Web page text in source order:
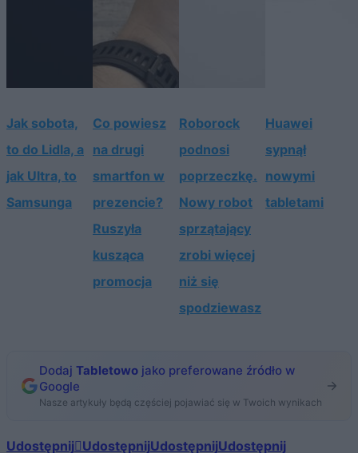
Jak sobota,
to do Lidla, a
jak Ultra, to
Samsunga
Co powiesz
na drugi
smartfon w
prezencie?
Ruszyła
kusząca
promocja
Roborock
podnosi
poprzeczkę.
Nowy robot
sprzątający
zrobi więcej
niż się
spodziewasz
Huawei
sypnął
nowymi
tabletami
Dodaj Tabletowo jako preferowane źródło w
Google
Nasze artykuły będą częściej pojawiać się w Twoich wynikach
Udostępnij UdostępnijUdostępnijUdostępnij